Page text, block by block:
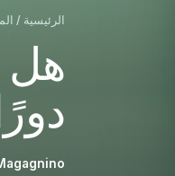
الرئيسية /
هل